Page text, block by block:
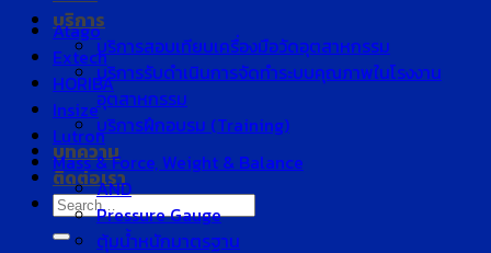
บริการ
บริการสอบเทียบเครื่องมือวัดอุตสาหกรรม
บริการรับดำเนินการจัดทำระบบคุณภาพในโรงงาน
อุตสาหกรรม
บริการฝึกอบรม (Training)
บทความ
ติดต่อเรา
Search
for:
Atago
Extech
HORIBA
Insize
Lutron
Mass & Force, Weight & Balance
AND
Pressure Gauge
ตุ้มน้ำหนักมาตรฐาน